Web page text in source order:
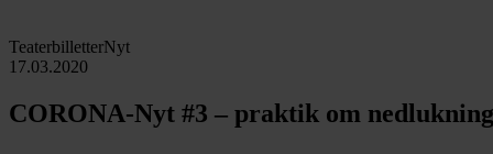
TeaterbilletterNyt
17.03.2020
CORONA-Nyt #3 – praktik om